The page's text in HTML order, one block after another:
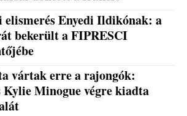
Enyedi Ildikónak: a
bekerült a FIPRESCI
vártak erre a rajongók:
Kylie Minogue végre kiadta